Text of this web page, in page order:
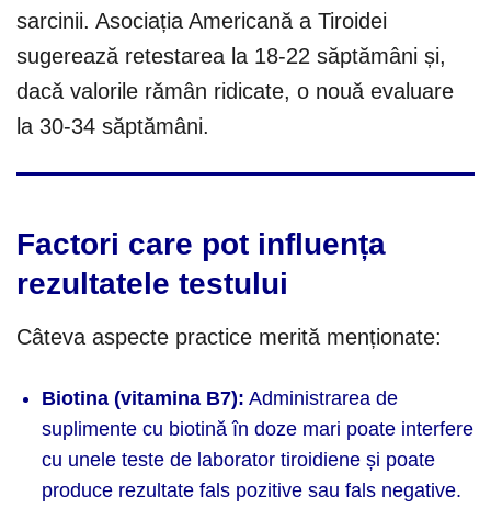
sarcinii. Asociația Americană a Tiroidei
sugerează retestarea la 18-22 săptămâni și,
dacă valorile rămân ridicate, o nouă evaluare
la 30-34 săptămâni.
Factori care pot influența
rezultatele testului
Câteva aspecte practice merită menționate:
Biotina (vitamina B7): Administrarea de
suplimente cu biotină în doze mari poate interfere
cu unele teste de laborator tiroidiene și poate
produce rezultate fals pozitive sau fals negative.